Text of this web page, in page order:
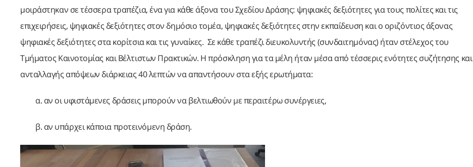
μοιράστηκαν σε τέσσερα τραπέζια, ένα για κάθε άξονα του Σχεδίου Δράσης: ψηφιακές δεξιότητες για τους πολίτες και τις
επιχειρήσεις, ψηφιακές δεξιότητες στον δημόσιο τομέα, ψηφιακές δεξιότητες στην εκπαίδευση και ο οριζόντιος άξονας
ψηφιακές δεξιότητες στα κορίτσια και τις γυναίκες. Σε κάθε τραπέζι διευκολυντής (συνδαιτημόνας) ήταν στέλεχος του
Τμήματος Καινοτομίας και Βέλτιστων Πρακτικών. Η πρόσκληση για τα μέλη ήταν μέσα από τέσσερις ενότητες συζήτησης και
ανταλλαγής απόψεων διάρκειας 40 λεπτών να απαντήσουν στα εξής ερωτήματα:
α. αν οι υφιστάμενες δράσεις μπορούν να βελτιωθούν με περαιτέρω συνέργειες,
β. αν υπάρχει κάποια προτεινόμενη δράση.